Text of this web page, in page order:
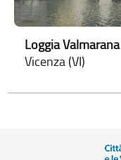
Loggia Valmarana
Vicenza (VI)